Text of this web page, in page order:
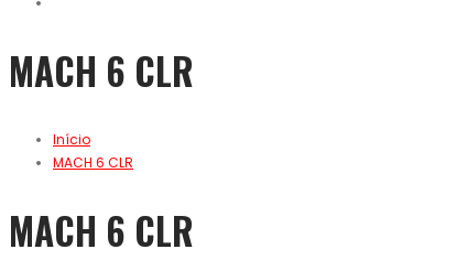
MACH 6 CLR
Início
MACH 6 CLR
MACH 6 CLR